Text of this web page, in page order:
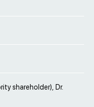
shareholder), Dr.